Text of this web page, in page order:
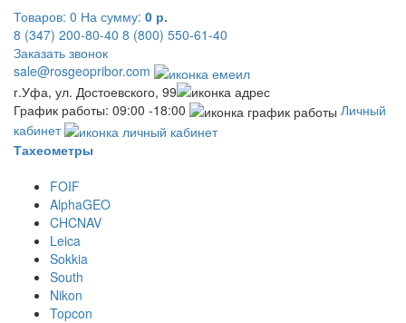
Товаров: 0 На сумму: 0 р.
8 (347) 200-80-40 8 (800) 550-61-40
Заказать звонок
sale@rosgeopribor.com
г.Уфа, ул. Достоевского, 99
График работы: 09:00 -18:00
Личный
кабинет
Тахеометры
FOIF
AlphaGEO
CHCNAV
Leica
Sokkia
South
Nikon
Topcon